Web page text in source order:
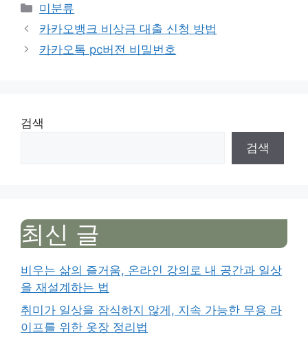
Categories
미분류
카카오뱅크 비상금 대출 신청 방법
카카오톡 pc버전 비밀번호
검색
검색
최신 글
비우는 삶의 즐거움, 온라인 강의로 내 공간과 일상
을 재설계하는 법
취미가 일상을 잠식하지 않게, 지속 가능한 무용 라
이프를 위한 옷장 정리법